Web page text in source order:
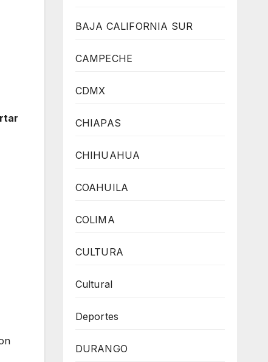
BAJA CALIFORNIA SUR
CAMPECHE
CDMX
CHIAPAS
CHIHUAHUA
COAHUILA
COLIMA
CULTURA
Cultural
Deportes
DURANGO